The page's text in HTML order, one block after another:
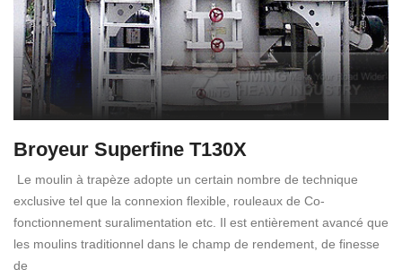
Broyeur Superfine T130X
Le moulin à trapèze adopte un certain nombre de technique
exclusive tel que la connexion flexible, rouleaux de Co-
fonctionnement suralimentation etc. Il est entièrement avancé que
les moulins traditionnel dans le champ de rendement, de finesse
de